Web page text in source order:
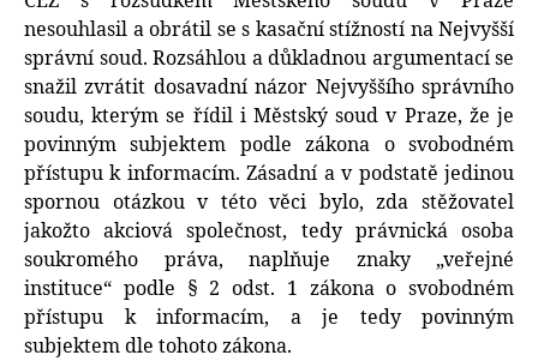
nesouhlasil a obrátil se s kasační stížností na Nejvyšší
správní soud. Rozsáhlou a důkladnou argumentací se
snažil zvrátit dosavadní názor Nejvyššího správního
soudu, kterým se řídil i Městský soud v Praze, že je
povinným subjektem podle zákona o svobodném
přístupu k informacím. Zásadní a v podstatě jedinou
spornou otázkou v této věci bylo, zda stěžovatel
jakožto akciová společnost, tedy právnická osoba
soukromého práva, naplňuje znaky „veřejné
instituce“ podle § 2 odst. 1 zákona o svobodném
přístupu k informacím, a je tedy povinným
subjektem dle tohoto zákona.